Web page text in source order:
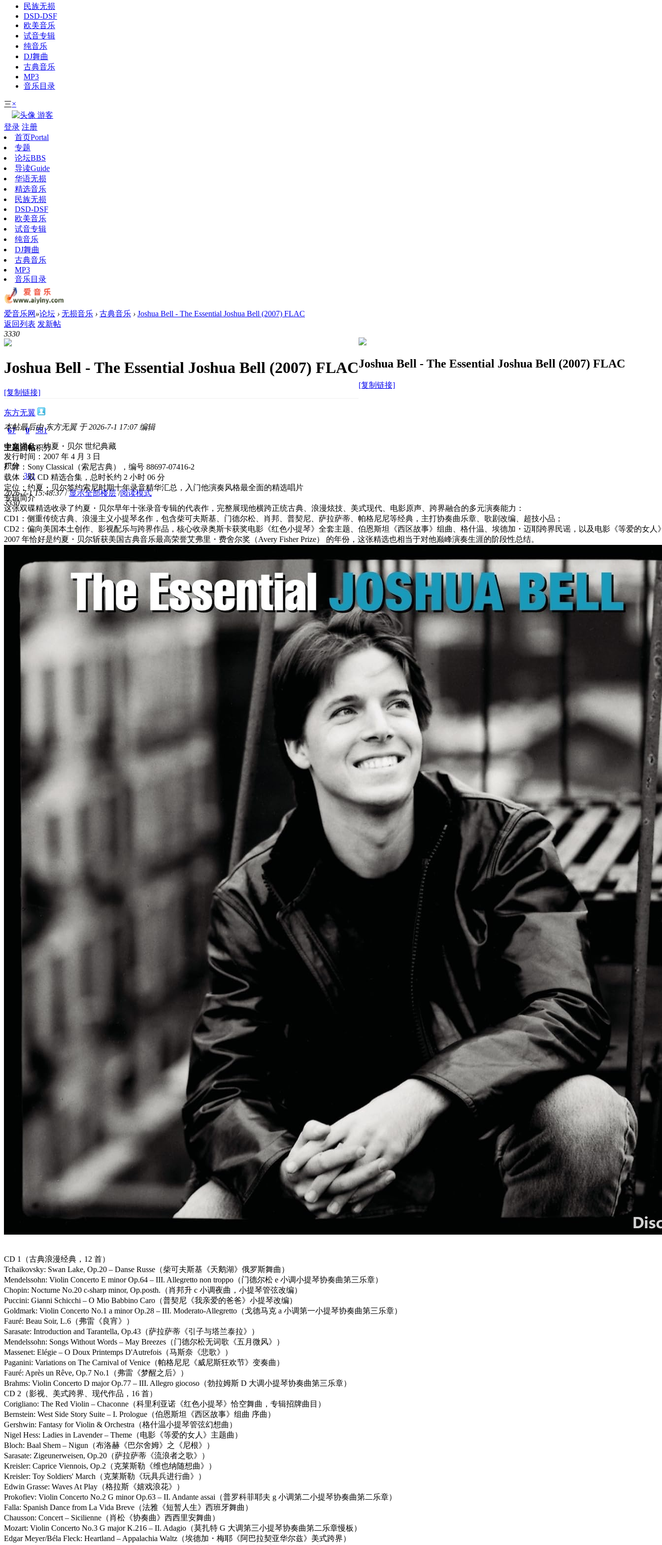
民族无损
DSD-DSF
欧美音乐
试音专辑
纯音乐
DJ舞曲
古典音乐
MP3
音乐目录
三×
游客
登录 注册
首页Portal
专题
论坛BBS
导读Guide
华语无损
精选音乐
民族无损
DSD-DSF
欧美音乐
试音专辑
纯音乐
DJ舞曲
古典音乐
MP3
音乐目录
爱音乐网 »论坛 › 无损音乐 › 古典音乐 › Joshua Bell - The Essential Joshua Bell (2007) FLAC
返回列表 发新帖
3330
Joshua Bell - The Essential Joshua Bell (2007) FLAC
[复制链接]
Joshua Bell - The Essential Joshua Bell (2007) FLAC
[复制链接]
东方无翼
67
主题
0
回帖
381
积分
积分
381
2026-7-1 15:48:37 / 显示全部楼层 /阅读模式
3330
本帖最后由 东方无翼 于 2026-7-1 17:07 编辑
中文译名：约夏・贝尔 世纪典藏
发行时间：2007 年 4 月 3 日
厂牌：Sony Classical（索尼古典），编号 88697-07416-2
载体：双 CD 精选合集，总时长约 2 小时 06 分
定位：约夏・贝尔签约索尼时期十年录音精华汇总，入门他演奏风格最全面的精选唱片
专辑简介
这张双碟精选收录了约夏・贝尔早年十张录音专辑的代表作，完整展现他横跨正统古典、浪漫炫技、美式现代、电影原声、跨界融合的多元演奏能力：
CD1：侧重传统古典、浪漫主义小提琴名作，包含柴可夫斯基、门德尔松、肖邦、普契尼、萨拉萨蒂、帕格尼尼等经典，主打协奏曲乐章、歌剧改编、超技小品；
CD2：偏向美国本土创作、影视配乐与跨界作品，核心收录奥斯卡获奖电影《红色小提琴》全套主题、伯恩斯坦《西区故事》组曲、格什温、埃德加・迈耶跨界民谣，以及电影《等爱的女人
2007 年恰好是约夏・贝尔斩获美国古典音乐最高荣誉艾弗里・费舍尔奖（Avery Fisher Prize） 的年份，这张精选也相当于对他巅峰演奏生涯的阶段性总结。
CD 1（古典浪漫经典，12 首）
Tchaikovsky: Swan Lake, Op.20 – Danse Russe（柴可夫斯基《天鹅湖》俄罗斯舞曲）
Mendelssohn: Violin Concerto E minor Op.64 – III. Allegretto non troppo（门德尔松 e 小调小提琴协奏曲第三乐章）
Chopin: Nocturne No.20 c-sharp minor, Op.posth.（肖邦升 c 小调夜曲，小提琴管弦改编）
Puccini: Gianni Schicchi – O Mio Babbino Caro（普契尼《我亲爱的爸爸》小提琴改编）
Goldmark: Violin Concerto No.1 a minor Op.28 – III. Moderato-Allegretto（戈德马克 a 小调第一小提琴协奏曲第三乐章）
Fauré: Beau Soir, L.6（弗雷《良宵》）
Sarasate: Introduction and Tarantella, Op.43（萨拉萨蒂《引子与塔兰泰拉》）
Mendelssohn: Songs Without Words – May Breezes（门德尔松无词歌《五月微风》）
Massenet: Elégie – O Doux Printemps D'Autrefois（马斯奈《悲歌》）
Paganini: Variations on The Carnival of Venice（帕格尼尼《威尼斯狂欢节》变奏曲）
Fauré: Après un Rêve, Op.7 No.1（弗雷《梦醒之后》）
Brahms: Violin Concerto D major Op.77 – III. Allegro giocoso（勃拉姆斯 D 大调小提琴协奏曲第三乐章）
CD 2（影视、美式跨界、现代作品，16 首）
Corigliano: The Red Violin – Chaconne（科里利亚诺《红色小提琴》恰空舞曲，专辑招牌曲目）
Bernstein: West Side Story Suite – I. Prologue（伯恩斯坦《西区故事》组曲 序曲）
Gershwin: Fantasy for Violin & Orchestra（格什温小提琴管弦幻想曲）
Nigel Hess: Ladies in Lavender – Theme（电影《等爱的女人》主题曲）
Bloch: Baal Shem – Nigun（布洛赫《巴尔舍姆》之《尼根》）
Sarasate: Zigeunerweisen, Op.20（萨拉萨蒂《流浪者之歌》）
Kreisler: Caprice Viennois, Op.2（克莱斯勒《维也纳随想曲》）
Kreisler: Toy Soldiers' March（克莱斯勒《玩具兵进行曲》）
Edwin Grasse: Waves At Play（格拉斯《嬉戏浪花》）
Prokofiev: Violin Concerto No.2 G minor Op.63 – II. Andante assai（普罗科菲耶夫 g 小调第二小提琴协奏曲第二乐章）
Falla: Spanish Dance from La Vida Breve（法雅《短暂人生》西班牙舞曲）
Chausson: Concert – Sicilienne（肖松《协奏曲》西西里安舞曲）
Mozart: Violin Concerto No.3 G major K.216 – II. Adagio（莫扎特 G 大调第三小提琴协奏曲第二乐章慢板）
Edgar Meyer/Béla Fleck: Heartland – Appalachia Waltz（埃德加・梅耶《阿巴拉契亚华尔兹》美式跨界）